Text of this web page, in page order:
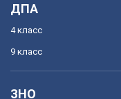
ДПА
4 класс
9 класс
ЗНО